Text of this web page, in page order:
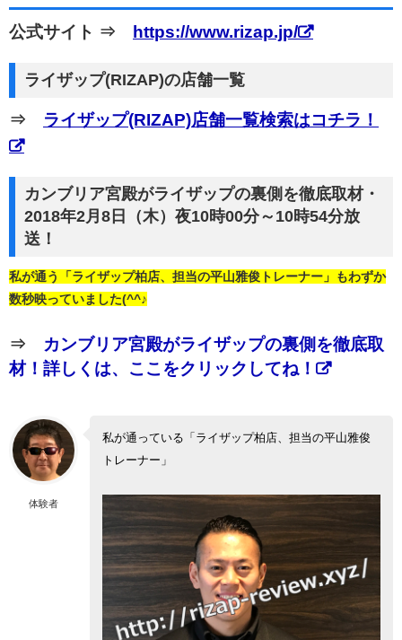
公式サイト ⇒ https://www.rizap.jp/
ライザップ(RIZAP)の店舗一覧
⇒ ライザップ(RIZAP)店舗一覧検索はコチラ！
カンブリア宮殿がライザップの裏側を徹底取材・
2018年2月8日（木）夜10時00分～10時54分放
送！
私が通う「ライザップ柏店、担当の平山雅俊トレーナー」もわずか
数秒映っていました(^^♪
⇒ カンブリア宮殿がライザップの裏側を徹底取
材！詳しくは、ここをクリックしてね！
体験者
私が通っている「ライザップ柏店、担当の平山雅俊
トレーナー」